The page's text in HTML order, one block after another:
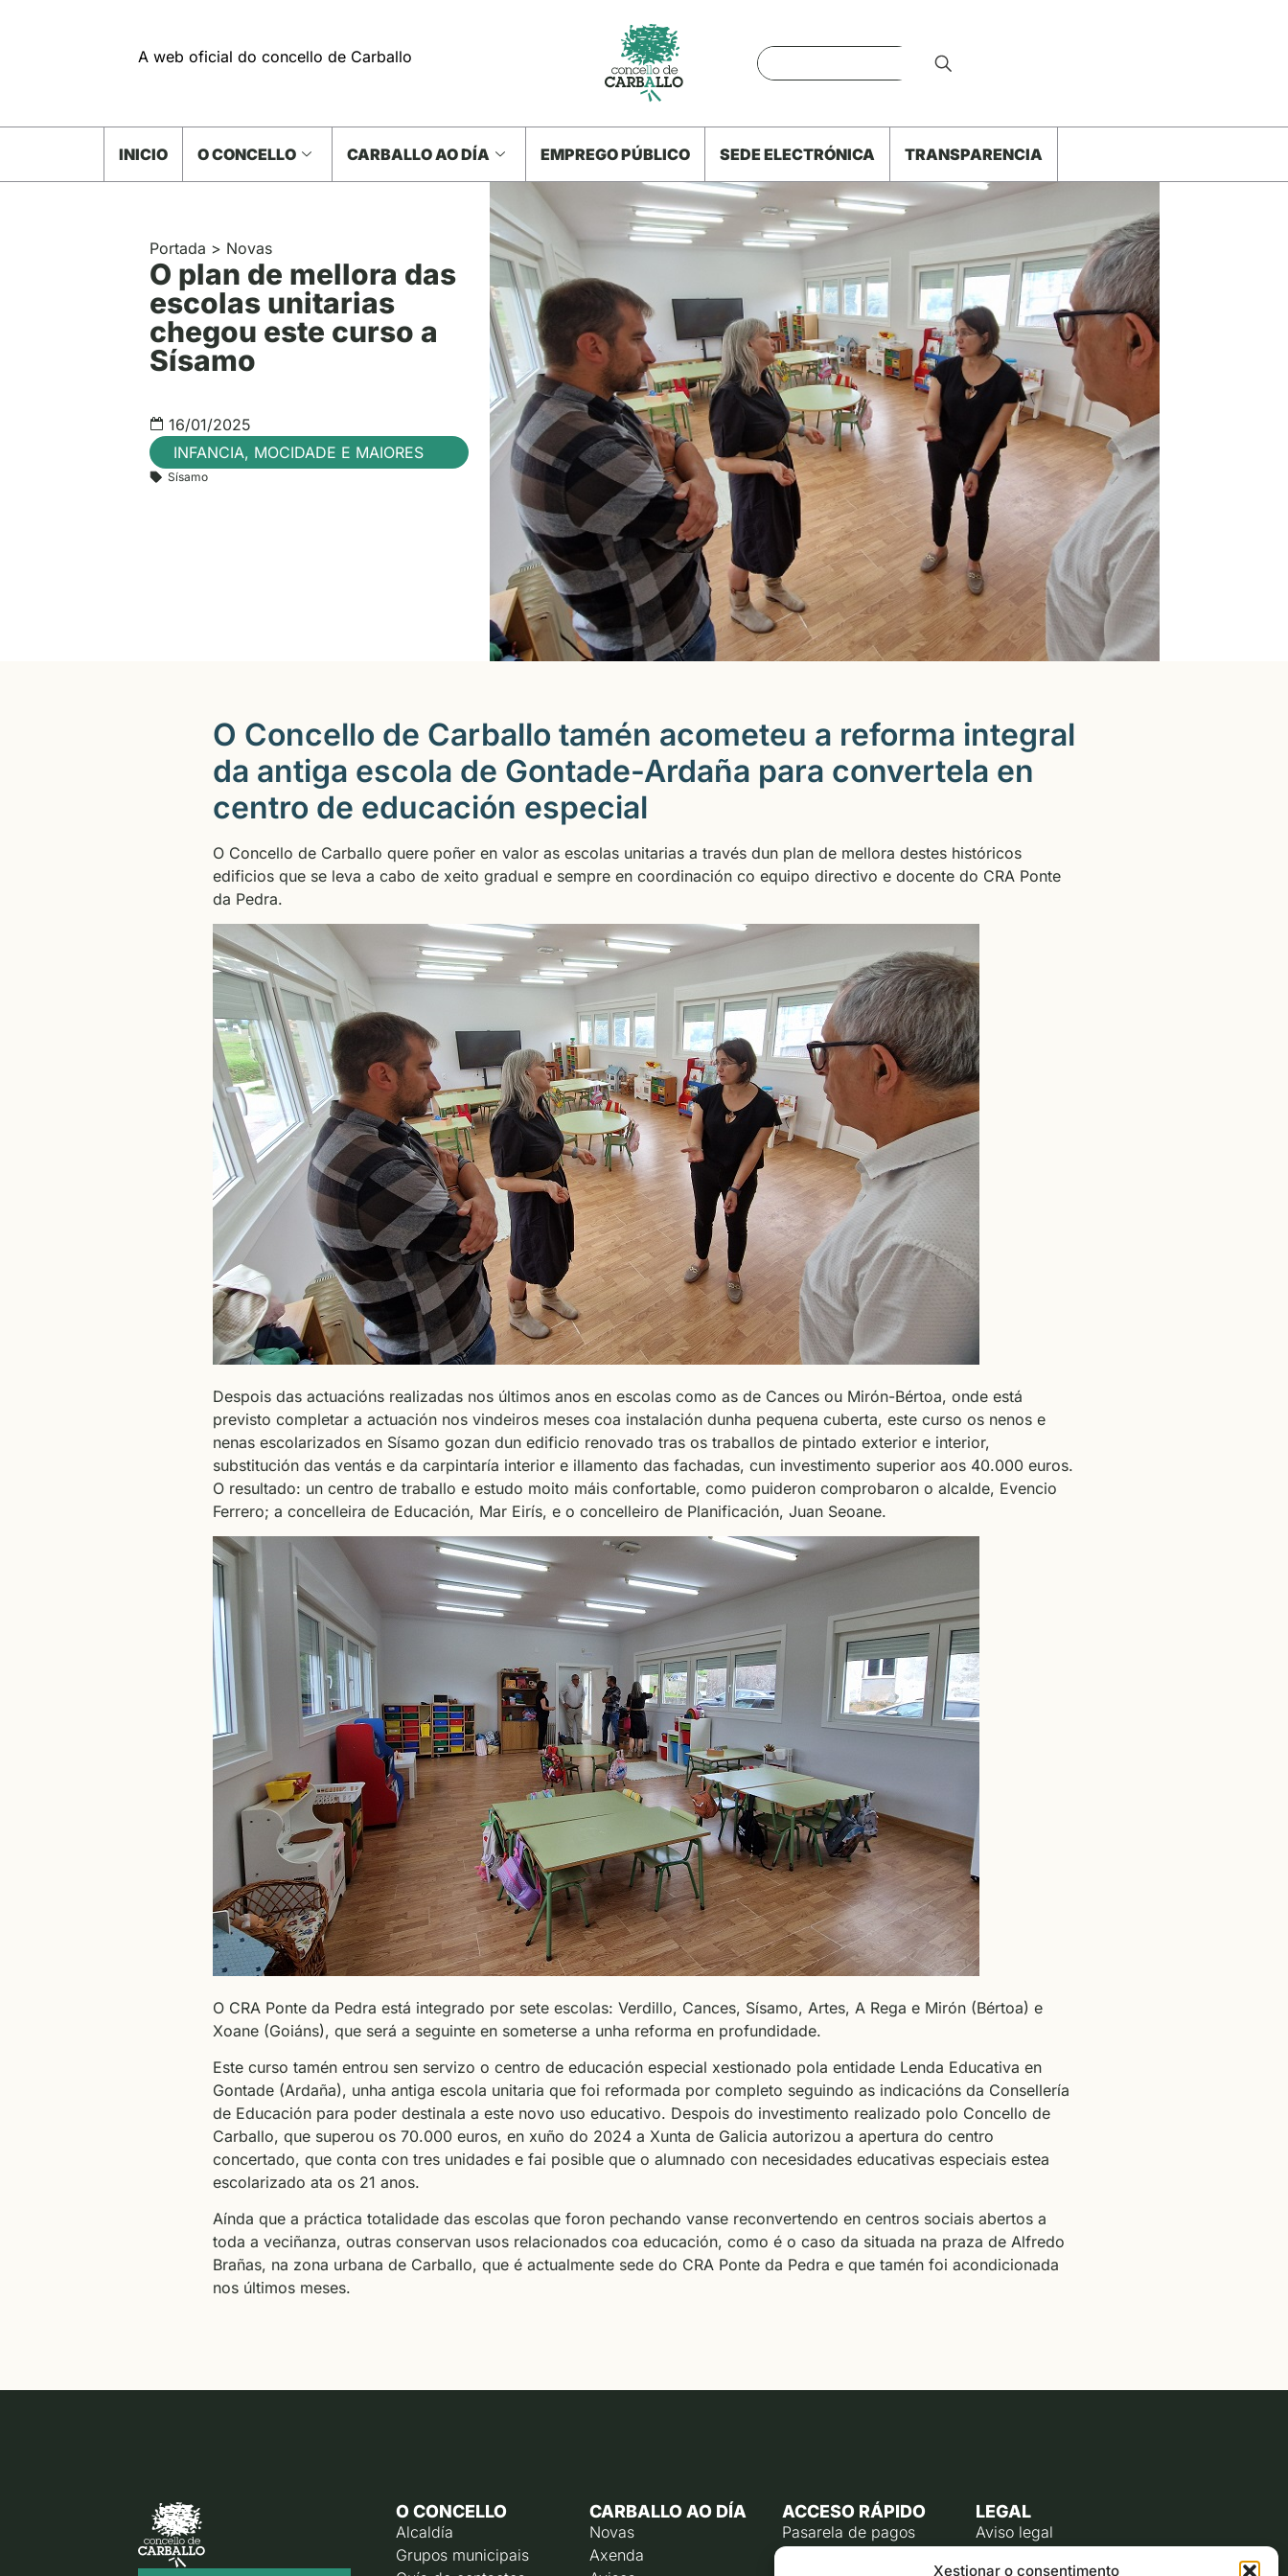
Xestionar o consentimento
A web oficial do concello de Carballo
INICIO O CONCELLO CARBALLO AO DÍA EMPREGO PÚBLICO SEDE ELECTRÓNICA TRANSPARENCIA
Portada > Novas
O plan de mellora das
escolas unitarias
chegou este curso a
Sísamo
16/01/2025
INFANCIA, MOCIDADE E MAIORES
Sísamo
O Concello de Carballo tamén acometeu a reforma integral
da antiga escola de Gontade-Ardaña para convertela en
centro de educación especial
O Concello de Carballo quere poñer en valor as escolas unitarias a través dun plan de mellora destes históricos
edificios que se leva a cabo de xeito gradual e sempre en coordinación co equipo directivo e docente do CRA Ponte
da Pedra.
Despois das actuacións realizadas nos últimos anos en escolas como as de Cances ou Mirón-Bértoa, onde está
previsto completar a actuación nos vindeiros meses coa instalación dunha pequena cuberta, este curso os nenos e
nenas escolarizados en Sísamo gozan dun edificio renovado tras os traballos de pintado exterior e interior,
substitución das ventás e da carpintaría interior e illamento das fachadas, cun investimento superior aos 40.000 euros.
O resultado: un centro de traballo e estudo moito máis confortable, como puideron comprobaron o alcalde, Evencio
Ferrero; a concelleira de Educación, Mar Eirís, e o concelleiro de Planificación, Juan Seoane.
O CRA Ponte da Pedra está integrado por sete escolas: Verdillo, Cances, Sísamo, Artes, A Rega e Mirón (Bértoa) e
Xoane (Goiáns), que será a seguinte en someterse a unha reforma en profundidade.
Este curso tamén entrou sen servizo o centro de educación especial xestionado pola entidade Lenda Educativa en
Gontade (Ardaña), unha antiga escola unitaria que foi reformada por completo seguindo as indicacións da Consellería
de Educación para poder destinala a este novo uso educativo. Despois do investimento realizado polo Concello de
Carballo, que superou os 70.000 euros, en xuño do 2024 a Xunta de Galicia autorizou a apertura do centro
concertado, que conta con tres unidades e fai posible que o alumnado con necesidades educativas especiais estea
escolarizado ata os 21 anos.
Aínda que a práctica totalidade das escolas que foron pechando vanse reconvertendo en centros sociais abertos a
toda a veciñanza, outras conservan usos relacionados coa educación, como é o caso da situada na praza de Alfredo
Brañas, na zona urbana de Carballo, que é actualmente sede do CRA Ponte da Pedra e que tamén foi acondicionada
nos últimos meses.
O CONCELLO
Alcaldía
Grupos municipais
CARBALLO AO DÍA
Novas
Axenda
ACCESO RÁPIDO
Pasarela de pagos
LEGAL
Aviso legal